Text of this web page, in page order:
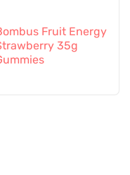
Fruit Energy
35g